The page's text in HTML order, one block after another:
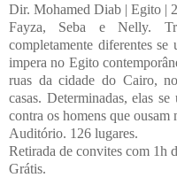
Dir. Mohamed Diab | Egito |
Fayza, Seba e Nelly.
completamente diferentes
impera no Egito
ruas da cidade do Cairo,
casas. Determinadas, elas
contra os homens que ousam
Auditório. 126 lugares.
Retirada de convites com 1h
Grátis.